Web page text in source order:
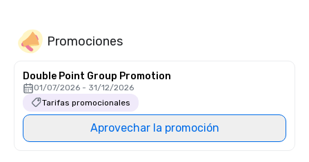
Promociones
Double Point Group Promotion
01/07/2026 - 31/12/2026
Tarifas promocionales
Aprovechar la promoción